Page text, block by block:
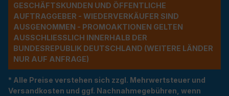
ESCHÄFTSKUNDEN UND ÖFFENTLICHE A
UFTRAGGEBER - WIEDERVERKÄUFER SIND A
USGENOMMEN - PROMOAKTIONEN GELTEN A
USSCHLIESSLICH INNERHALB DER BU
NDESREPUBLIK DEUTSCHLAND (WEITERE LÄNDER NU
R AUF ANFRAGE)
* Alle Preise verstehen sich zzgl. Mehrwertsteuer und
Versandkosten und ggf. Nachnahmegebühren, wenn